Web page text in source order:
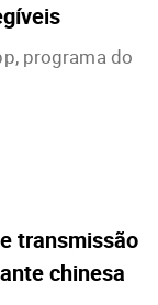
programa do
transmissão
chinesa